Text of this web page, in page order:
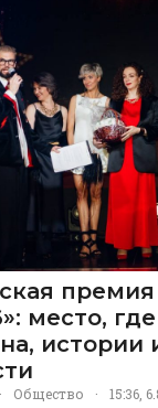
место,
истории
· Общество · 15:36,